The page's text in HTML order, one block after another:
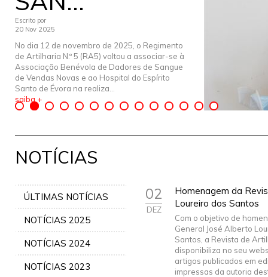
Escrito por
20 Nov 2025
No dia 12 de novembro de 2025, o Regimento
de Artilharia N.º 5 (RA5) voltou a associar-se à
Associação Benévola de Dadores de Sangue
de Vendas Novas e ao Hospital do Espírito
Santo de Évora na realiza...
saiba +
NOTÍCIAS
ÚLTIMAS NOTÍCIAS
NOTÍCIAS 2025
NOTÍCIAS 2024
NOTÍCIAS 2023
02
DEZ
Homenagem da
Loureiro dos Santos
Com o objetivo de
General José Alberto
Santos, a Revista de
disponibiliza no seu
artigos publicados em
impressas da autoria